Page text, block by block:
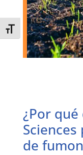
Toggle Font size
¿Por
de